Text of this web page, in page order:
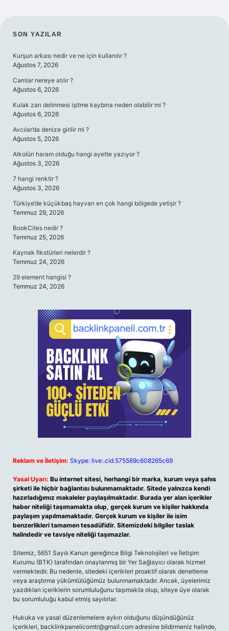
SIDEBAR
SON YAZILAR
Kurşun arkası nedir ve ne için kullanılır ?
Ağustos 7, 2026
Camlar nereye atılır ?
Ağustos 6, 2026
Kulak zarı delinmesi işitme kaybına neden olabilir mi ?
Ağustos 6, 2026
Avcılar’da denize girilir mi ?
Ağustos 5, 2026
Alkolün haram olduğu hangi ayette yazıyor ?
Ağustos 3, 2026
7 hangi renktir ?
Ağustos 3, 2026
Türkiye’de küçükbaş hayvan en çok hangi bölgede yetişir ?
Temmuz 29, 2026
BookCites nedir ?
Temmuz 25, 2026
Kaynak fikstürleri nelerdir ?
Temmuz 24, 2026
29 element hangisi ?
Temmuz 24, 2026
Reklam ve İletişim: Skype: live:.cid.575569c608265c69
Yasal Uyarı: Bu internet sitesi, herhangi bir marka, kurum veya şahıs
şirketi ile hiçbir bağlantısı bulunmamaktadır. Sitede yalnızca kendi
hazırladığımız makaleler paylaşılmaktadır. Burada yer alan içerikler
haber niteliği taşımamakta olup, gerçek kurum ve kişiler hakkında
paylaşım yapılmamaktadır. Gerçek kurum ve kişiler ile isim
benzerlikleri tamamen tesadüfidir. Sitemizdeki bilgiler taslak
halindedir ve tavsiye niteliği taşımazlar.
Sitemiz, 5651 Sayılı Kanun gereğince Bilgi Teknolojileri ve İletişim
Kurumu (BTK) tarafından onaylanmış bir Yer Sağlayıcı olarak hizmet
vermektedir. Bu nedenle, sitedeki içerikleri proaktif olarak denetleme
veya araştırma yükümlülüğümüz bulunmamaktadır. Ancak, üyelerimiz
yazdıkları içeriklerin sorumluluğunu taşımakta olup, siteye üye olarak
bu sorumluluğu kabul etmiş sayılırlar.
Hukuka ve yasal düzenlemelere aykırı olduğunu düşündüğünüz
içerikleri, backlinkpanelicomtr@gmail.com adresine bildirmeniz halinde,